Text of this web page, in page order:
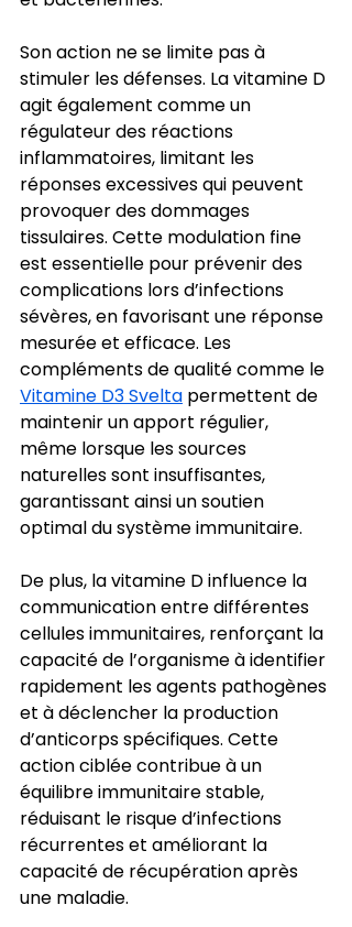
Son action ne se limite pas à
stimuler les défenses. La vitamine D
agit également comme un
régulateur des réactions
inflammatoires, limitant les
réponses excessives qui peuvent
provoquer des dommages
tissulaires. Cette modulation fine
est essentielle pour prévenir des
complications lors d’infections
sévères, en favorisant une réponse
mesurée et efficace. Les
compléments de qualité comme le
Vitamine D3 Svelta permettent de
maintenir un apport régulier,
même lorsque les sources
naturelles sont insuffisantes,
garantissant ainsi un soutien
optimal du système immunitaire.
De plus, la vitamine D influence la
communication entre différentes
cellules immunitaires, renforçant la
capacité de l’organisme à identifier
rapidement les agents pathogènes
et à déclencher la production
d’anticorps spécifiques. Cette
action ciblée contribue à un
équilibre immunitaire stable,
réduisant le risque d’infections
récurrentes et améliorant la
capacité de récupération après
une maladie.